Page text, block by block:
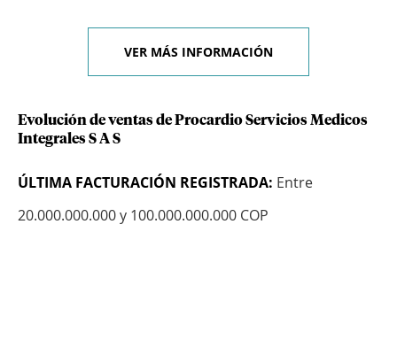
VER MÁS INFORMACIÓN
Evolución de ventas de Procardio Servicios Medicos
Integrales S A S
ÚLTIMA FACTURACIÓN REGISTRADA: Entre
20.000.000.000 y 100.000.000.000 COP